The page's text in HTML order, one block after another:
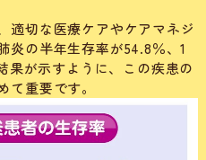
適切な医療ケアやケアマネジ
炎の半年生存率が54.8％、1
果が示すように、この疾患の
重要です。